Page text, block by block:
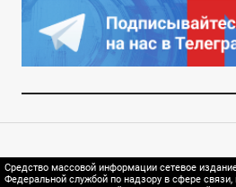
Средство массовой информации сетевое
Федеральной службой по надзору в сфере